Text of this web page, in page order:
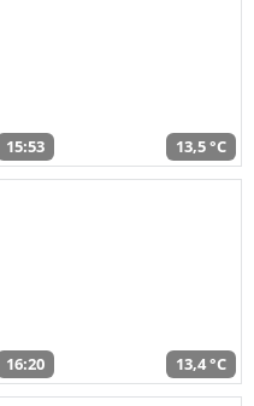
15:53 13,5 °C
16:20 13,4 °C